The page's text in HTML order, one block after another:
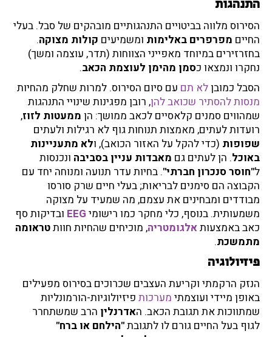
התנהגות
הסירוס מלווה בביטויים התנהגותיים מובהקים של סבל. בעלי
החיים מפרפרים באלימות ומשמיעים קולות מצוקה.
בחזרזירים במיוחד מאפייני הצווחות (תדר, עוצמה ומשך)
נחקרו ונמצאו כסמן מהימן לעוצמת הכאב.
הסבל כמובןלא תם עם סיום הסירוס. למרות שחלק מהחיות
מנסות להסתיר שכואב להן, רובן מפגינות שינויי התנהגות
שמהווים סמנים קלאסיים לכאב ממושך: הן ממעטות לזוז,
רועדות לעתים, מאמצות תנוחות גוף לא רגילות ולעתים
שפופות (כדי להקל על האזור הכואב), ולא מתעניינות
באוכל. הן לעתים גם מאבדות עניין בסביבה ונכנסות
ל"חוסר סנכרון חברתי". בחיות עדר תנועה ומנוחה יחד עם
הקבוצה הם סימנים לבריאות; בעלי חיים שרק סורסו
מבודדים ומבחינים את עצמם, מה שמעיד על מצוקה
משמעותית. בנוסף, כלי מחקר כמו רישומי EEG ובדיקות סף
כאב באמצעותאלגומטריה, מוכיחים שהחיות חוותטראומה
מתמשכת.
פיזיולוגיה
הנזק הרקמתי וקריעת העצבים שכרוכים בסירוס מפעילים
באופן מיידי ועוצמתי מערכות פיזיולוגיות-הורמונליות
שמתווכות את תגובת הכאב. האדרנלין הרב שמשתחרר
לגוף בעל החיים גורם לו לתגובת"הילחם או ברח"